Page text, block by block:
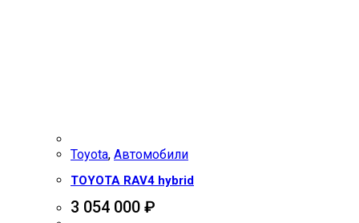
Toyota, Автомобили
TOYOTA RAV4 hybrid
3 054 000 ₽